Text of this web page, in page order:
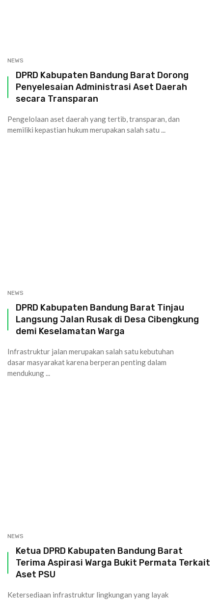
NEWS
DPRD Kabupaten Bandung Barat Dorong
Penyelesaian Administrasi Aset Daerah
secara Transparan
Pengelolaan aset daerah yang tertib, transparan, dan
memiliki kepastian hukum merupakan salah satu ...
NEWS
DPRD Kabupaten Bandung Barat Tinjau
Langsung Jalan Rusak di Desa Cibengkung
demi Keselamatan Warga
Infrastruktur jalan merupakan salah satu kebutuhan
dasar masyarakat karena berperan penting dalam
mendukung ...
NEWS
Ketua DPRD Kabupaten Bandung Barat
Terima Aspirasi Warga Bukit Permata Terkait
Aset PSU
Ketersediaan infrastruktur lingkungan yang layak